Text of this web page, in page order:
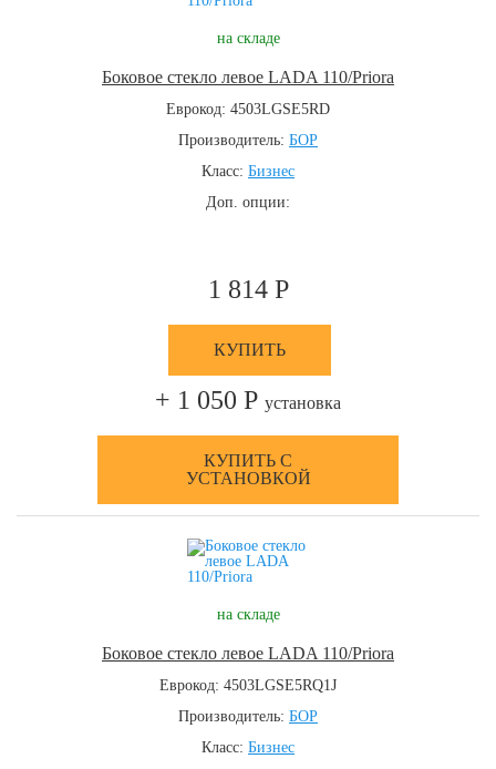
на складе
Боковое стекло левое LADA 110/Priora
Еврокод: 4503LGSE5RD
Производитель: БОР
Класс: Бизнес
Доп. опции:
1 814 Р
КУПИТЬ
+ 1 050 Р установка
КУПИТЬ С
УСТАНОВКОЙ
на складе
Боковое стекло левое LADA 110/Priora
Еврокод: 4503LGSE5RQ1J
Производитель: БОР
Класс: Бизнес